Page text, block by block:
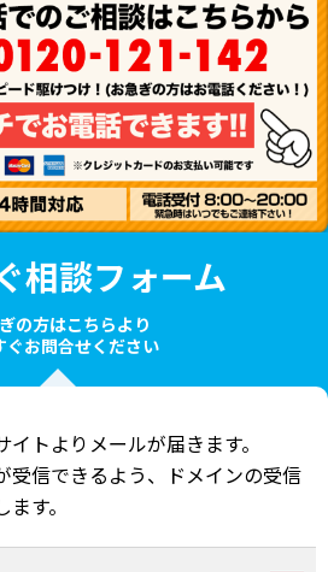
相談フォーム
の方はこちらより
ぐお問合せください
トよりメールが届きます。
信できるよう、ドメインの受信
す。